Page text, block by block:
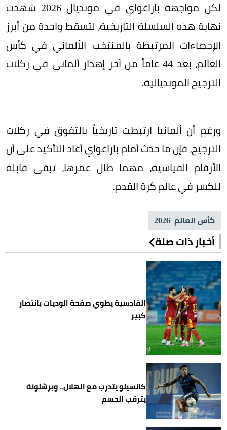
لكن مواجهة باراغواي في مونديال 2026 شهدت
نهاية هذه السلسلة التاريخية، لتسقط واحدة من أبرز
الإحصاءات المرتبطة بالمنتخب الألماني في كأس
العالم، بعد 44 عاماً من آخر إهدار ألماني في ركلات
الترجيح المونديالية.
ورغم أن ألمانيا ارتبطت تاريخياً بالتفوق في ركلات
الترجيح، فإن ما حدث أمام باراغواي أعاد التأكيد على أن
الأرقام القياسية، مهما طال عمرها، تبقى قابلة
للكسر في عالم كرة القدم.
كأس العالم 2026
أخبار ذات صلة
القادسية يطوي صفحة الوديات بانتصار
كبير
كانسيلو يتدرب مع الهلال.. وبرشلونة
يترقب الحسم